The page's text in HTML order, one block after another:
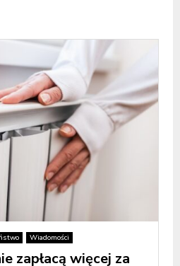
Wiadomości
zapłacą więcej za